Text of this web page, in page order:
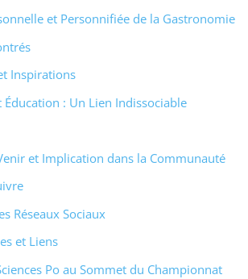
et Personnifiée de la Gastronomie
Inspirations
: Un Lien Indissociable
et Implication dans la Communauté
Réseaux Sociaux
et Liens
Po au Sommet du Championnat